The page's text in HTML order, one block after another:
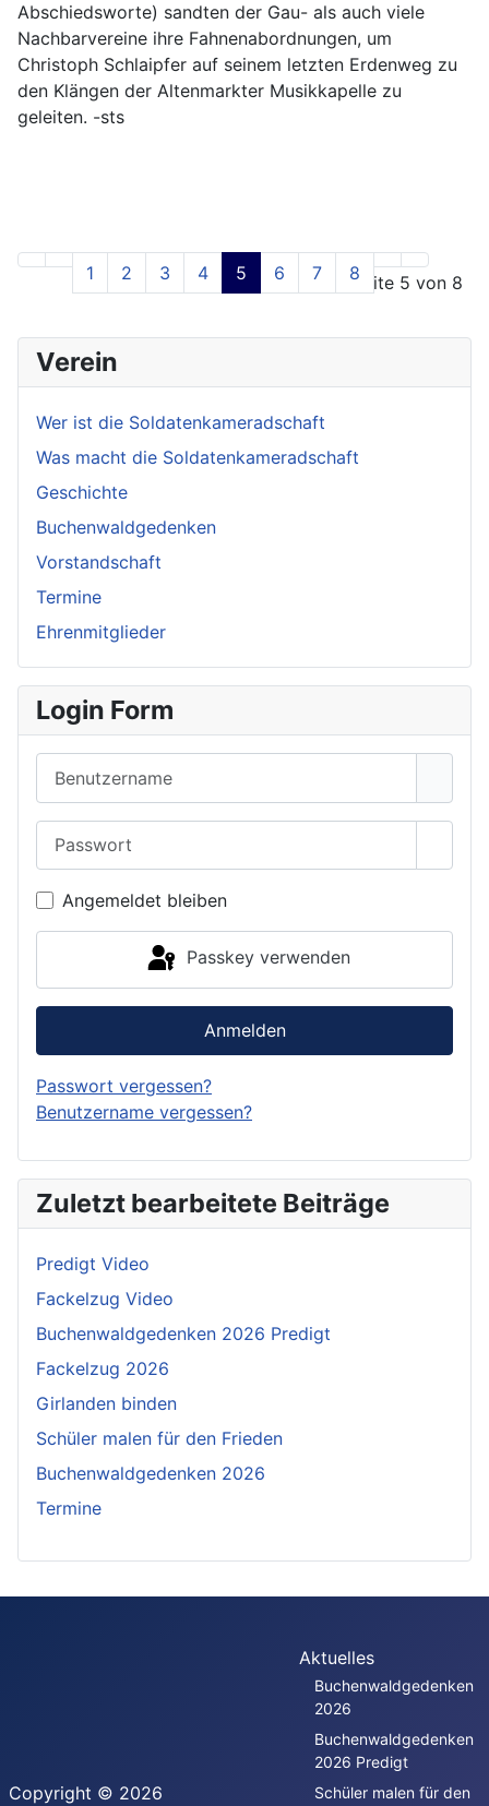
Verein
Wer ist die Soldatenkameradschaft
Was macht die Soldatenkameradschaft
Geschichte
Buchenwaldgedenken
Vorstandschaft
Termine
Ehrenmitglieder
Login Form
Angemeldet bleiben
Passkey verwenden
Anmelden
Passwort vergessen?
Benutzername vergessen?
Zuletzt bearbeitete Beiträge
Predigt Video
Fackelzug Video
Buchenwaldgedenken 2026 Predigt
Fackelzug 2026
Girlanden binden
Schüler malen für den Frieden
Buchenwaldgedenken 2026
Termine
Abschiedsworte) sandten der Gau- als auch viele
Nachbarvereine ihre Fahnenabordnungen, um
Christoph Schlaipfer auf seinem letzten Erdenweg zu
den Klängen der Altenmarkter Musikkapelle zu
geleiten. -sts
Seite 5 von 8
1 2 3 4 5 6 7 8
Copyright © 2026
Aktuelles
Buchenwaldgedenken
2026
Buchenwaldgedenken
2026 Predigt
Schüler malen für den